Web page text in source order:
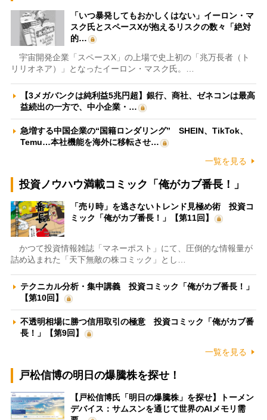
「いつ暴発してもおかしくはない」イーロン・マ
スク氏とスペースXが抱えるリスクの数々「絶対
的…
宇宙開発企業「スペースX」の上場で史上初の「兆万長者（ト
リリオネア）」となったイーロン・マスク氏。…
【3メガバンクは純利益5兆円超】銀行、商社、ゼネコンは最高
益続出の一方で、中小企業・…
急増する中国企業の“国籍ロンダリング” SHEIN、TikTok、
Temu…本社機能を海外に移転させ…
一覧を見る
投資ノウハウ満載コミック「俺がカブ番長！」
「売り時」を逃さないトレンド見極め術 投資コ
ミック「俺がカブ番長！」【第11回】
かつて投資情報雑誌「マネーポスト」にて、圧倒的な情報量が
詰め込まれた「天下無敵の株コミック」とし…
テクニカル分析・集中講義 投資コミック「俺がカブ番長！」
【第10回】
不透明相場に勝つ信用取引の極意 投資コミック「俺がカブ番
長！」【第9回】
一覧を見る
戸松信博の明日の爆騰株を探せ！
【戸松信博氏「明日の爆騰株」を探せ】トーメン
デバイス：サムスンを通じて世界のAIメモリ需